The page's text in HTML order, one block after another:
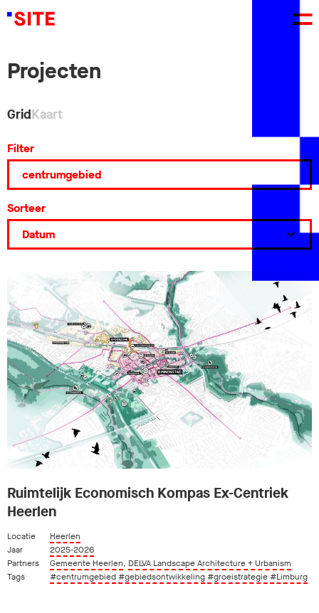
Projecten
GridKaart
Filter
Sorteer
Ruimtelijk Economisch Kompas Ex-Centriek
Heerlen
Locatie
Heerlen
Jaar
2025-2026
Partners
Gemeente Heerlen, DELVA Landscape Architecture + Urbanism
Tags
#centrumgebied#gebiedsontwikkeling#groeistrategie#Limburg